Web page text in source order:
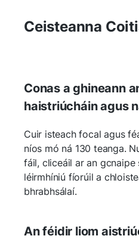
Ceisteanna
Conas a ghineann
haistriúcháin agus
Cuir isteach focal agus
níos mó ná 130 teanga.
fáil, cliceáil ar an gcnaipe
léirmhíniú fíorúil a
bhrabhsálaí.
An féidir liom